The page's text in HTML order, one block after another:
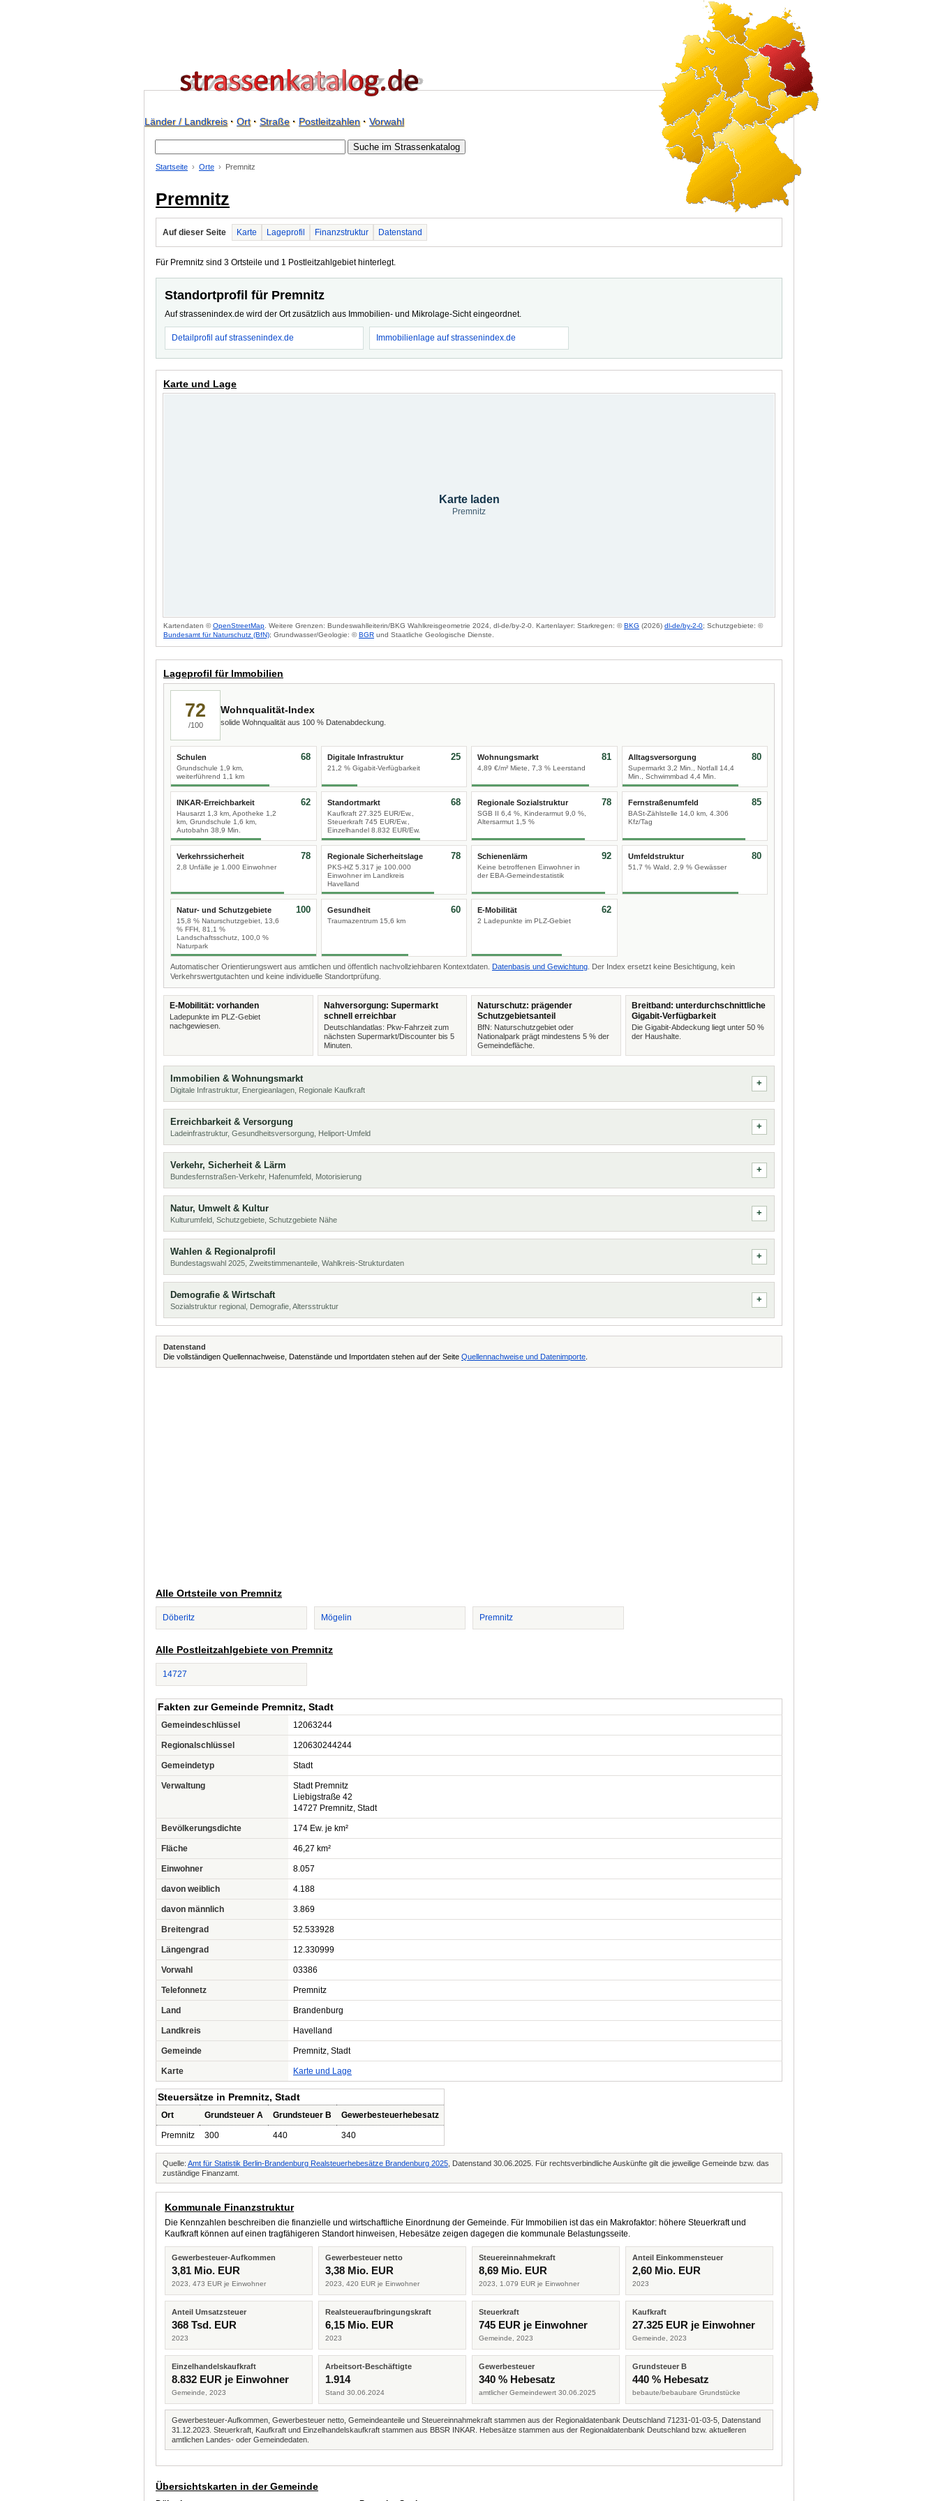
Länder / Landkreis· Ort· Straße· Postleitzahlen· Vorwahl
Startseite Orte Premnitz
Premnitz
Auf dieser Seite Karte Lageprofil Finanzstruktur Datenstand
Für Premnitz sind 3 Ortsteile und 1 Postleitzahlgebiet hinterlegt.
Standortprofil für Premnitz
Auf strassenindex.de wird der Ort zusätzlich aus Immobilien- und Mikrolage-Sicht eingeordnet.
Detailprofil auf strassenindex.de Immobilienlage auf strassenindex.de
Karte und Lage
Karte laden
Premnitz
Kartendaten ©OpenStreetMap . Weitere Grenzen: Bundeswahlleiterin/BKG Wahlkreisgeometrie 2024, dl-de/by-2-0. Kartenlayer: Starkregen: ©BKG (2026) dl-de/by-2-0; Schutzgebiete: ©
Bundesamt für Naturschutz (BfN); Grundwasser/Geologie: ©BGR und Staatliche Geologische Dienste.
Lageprofil für Immobilien
72
/100
Wohnqualität-Index
solide Wohnqualität aus 100 % Datenabdeckung.
Schulen
Grundschule 1,9 km,
weiterführend 1,1 km
68 Digitale Infrastruktur
21,2 % Gigabit-Verfügbarkeit
25 Wohnungsmarkt
4,89 €/m² Miete, 7,3 % Leerstand
81 Alltagsversorgung
Supermarkt 3,2 Min., Notfall 14,4
Min., Schwimmbad 4,4 Min.
80
INKAR-Erreichbarkeit
Hausarzt 1,3 km, Apotheke 1,2
km, Grundschule 1,6 km,
Autobahn 38,9 Min.
62 Standortmarkt
Kaufkraft 27.325 EUR/Ew.,
Steuerkraft 745 EUR/Ew.,
Einzelhandel 8.832 EUR/Ew.
68 Regionale Sozialstruktur
SGB II 6,4 %, Kinderarmut 9,0 %,
Altersarmut 1,5 %
78 Fernstraßenumfeld
BASt-Zählstelle 14,0 km, 4.306
Kfz/Tag
85
Verkehrssicherheit
2,8 Unfälle je 1.000 Einwohner
78 Regionale Sicherheitslage
PKS-HZ 5.317 je 100.000
Einwohner im Landkreis
Havelland
78 Schienenlärm
Keine betroffenen Einwohner in
der EBA-Gemeindestatistik
92 Umfeldstruktur
51,7 % Wald, 2,9 % Gewässer
80
Natur- und Schutzgebiete
15,8 % Naturschutzgebiet, 13,6
% FFH, 81,1 %
Landschaftsschutz, 100,0 %
Naturpark
100 Gesundheit
Traumazentrum 15,6 km
60 E-Mobilität
2 Ladepunkte im PLZ-Gebiet
62
Automatischer Orientierungswert aus amtlichen und öffentlich nachvollziehbaren Kontextdaten. Datenbasis und Gewichtung . Der Index ersetzt keine Besichtigung, kein
Verkehrswertgutachten und keine individuelle Standortprüfung.
E-Mobilität: vorhanden
Ladepunkte im PLZ-Gebiet
nachgewiesen.
Nahversorgung: Supermarkt
schnell erreichbar
Deutschlandatlas: Pkw-Fahrzeit zum
nächsten Supermarkt/Discounter bis 5
Minuten.
Naturschutz: prägender
Schutzgebietsanteil
BfN: Naturschutzgebiet oder
Nationalpark prägt mindestens 5 % der
Gemeindefläche.
Breitband: unterdurchschnittliche
Gigabit-Verfügbarkeit
Die Gigabit-Abdeckung liegt unter 50 %
der Haushalte.
Immobilien & Wohnungsmarkt
Digitale Infrastruktur, Energieanlagen, Regionale Kaufkraft
Erreichbarkeit & Versorgung
Ladeinfrastruktur, Gesundheitsversorgung, Heliport-Umfeld
Verkehr, Sicherheit & Lärm
Bundesfernstraßen-Verkehr, Hafenumfeld, Motorisierung
Natur, Umwelt & Kultur
Kulturumfeld, Schutzgebiete, Schutzgebiete Nähe
Wahlen & Regionalprofil
Bundestagswahl 2025, Zweitstimmenanteile, Wahlkreis-Strukturdaten
Demografie & Wirtschaft
Sozialstruktur regional, Demografie, Altersstruktur
Datenstand
Die vollständigen Quellennachweise, Datenstände und Importdaten stehen auf der Seite Quellennachweise und Datenimporte
Alle Ortsteile von Premnitz
Döberitz Mögelin Premnitz
Alle Postleitzahlgebiete von Premnitz
14727
Fakten zur Gemeinde Premnitz, Stadt
Gemeindeschlüssel 12063244
Regionalschlüssel 120630244244
Gemeindetyp Stadt
Verwaltung
Stadt Premnitz
Liebigstraße 42
14727 Premnitz, Stadt
Bevölkerungsdichte 174 Ew. je km²
Fläche 46,27 km²
Einwohner 8.057
davon weiblich 4.188
davon männlich 3.869
Breitengrad 52.533928
Längengrad 12.330999
Vorwahl 03386
Telefonnetz Premnitz
Land Brandenburg
Landkreis Havelland
Gemeinde Premnitz, Stadt
Karte Karte und Lage
Steuersätze in Premnitz, Stadt
Ort Grundsteuer A Grundsteuer B Gewerbesteuerhebesatz
Premnitz 300 440 340
Quelle: Amt für Statistik Berlin-Brandenburg Realsteuerhebesätze Brandenburg 2025 , Datenstand 30.06.2025. Für rechtsverbindliche Auskünfte gilt die jeweilige Gemeinde bzw. das
zuständige Finanzamt.
Kommunale Finanzstruktur
Die Kennzahlen beschreiben die finanzielle und wirtschaftliche Einordnung der Gemeinde. Für Immobilien ist das ein Makrofaktor: höhere Steuerkraft und
Kaufkraft können auf einen tragfähigeren Standort hinweisen, Hebesätze zeigen dagegen die kommunale Belastungsseite.
Gewerbesteuer-Aufkommen
3,81 Mio. EUR
2023, 473 EUR je Einwohner
Gewerbesteuer netto
3,38 Mio. EUR
2023, 420 EUR je Einwohner
Steuereinnahmekraft
8,69 Mio. EUR
2023, 1.079 EUR je Einwohner
Anteil Einkommensteuer
2,60 Mio. EUR
2023
Anteil Umsatzsteuer
368 Tsd. EUR
2023
Realsteueraufbringungskraft
6,15 Mio. EUR
2023
Steuerkraft
745 EUR je Einwohner
Gemeinde, 2023
Kaufkraft
27.325 EUR je Einwohner
Gemeinde, 2023
Einzelhandelskaufkraft
8.832 EUR je Einwohner
Gemeinde, 2023
Arbeitsort-Beschäftigte
1.914
Stand 30.06.2024
Gewerbesteuer
340 % Hebesatz
amtlicher Gemeindewert 30.06.2025
Grundsteuer B
440 % Hebesatz
bebaute/bebaubare Grundstücke
Gewerbesteuer-Aufkommen, Gewerbesteuer netto, Gemeindeanteile und Steuereinnahmekraft stammen aus der Regionaldatenbank Deutschland 71231-01-03-5, Datenstand
31.12.2023. Steuerkraft, Kaufkraft und Einzelhandelskaufkraft stammen aus BBSR INKAR. Hebesätze stammen aus der Regionaldatenbank Deutschland bzw. aktuelleren
amtlichen Landes- oder Gemeindedaten.
Übersichtskarten in der Gemeinde